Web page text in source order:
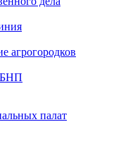
агрогородков
БНП
палат